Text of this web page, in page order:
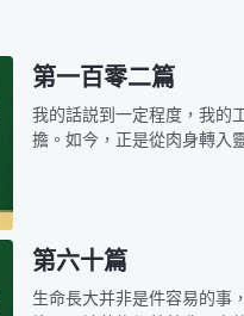
第一百零二篇
我的話説到一定程度，我的
擔。如今，正是從肉身轉入
第六十篇
生命長大并非是件容易的事